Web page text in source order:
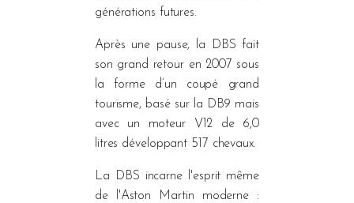
générations futures.
Après une pause, la DBS fait
son grand retour en 2007 sous
la forme d’un coupé grand
tourisme, basé sur la DB9 mais
avec un moteur V12 de 6,0
litres développant 517 chevaux.
La DBS incarne l'esprit même
de l'Aston Martin moderne :